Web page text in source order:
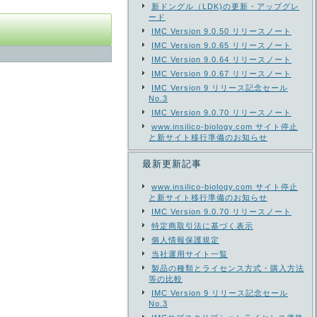
新ドングル（LDK)の更新・アップグレ
ード
IMC Version 9.0.50 リリースノート
IMC Version 9.0.65 リリースノート
IMC Version 9.0.64 リリースノート
IMC Version 9.0.67 リリースノート
IMC Version 9 リリース記念セール
No.3
IMC Version 9.0.70 リリースノート
www.insilico-biology.com サイト停止
と新サイト移行準備のお知らせ
最新更新記事
www.insilico-biology.com サイト停止
と新サイト移行準備のお知らせ
IMC Version 9.0.70 リリースノート
特定商取引法に基づく表示
個人情報保護規定
当社運用サイト一覧
製品の種類とライセンス方式・購入方法
等の比較
IMC Version 9 リリース記念セール
No.3